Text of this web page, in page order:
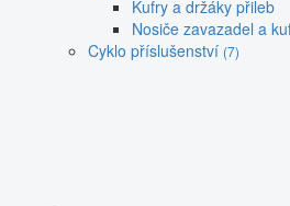
Kufry a držáky přileb
Nosiče zavazadel a
Cyklo příslušenství (7)